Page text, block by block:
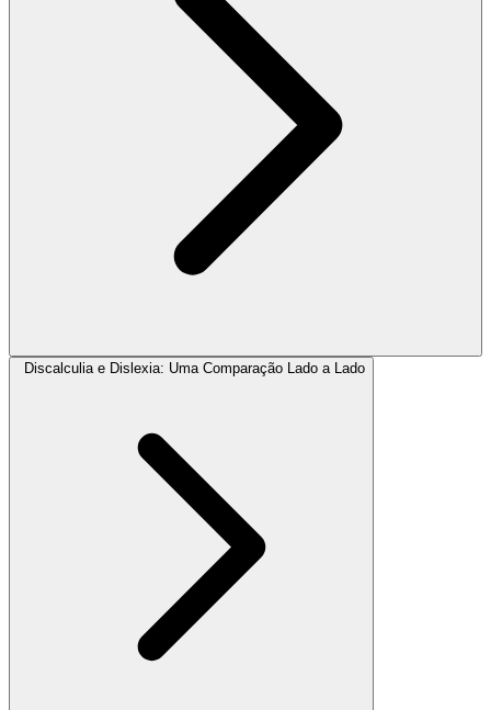
Discalculia e Dislexia: Uma Comparação Lado a Lado